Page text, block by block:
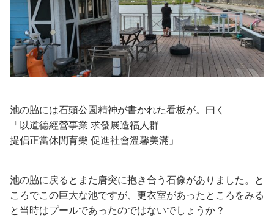
池の脇には石頭公園精神が書かれた看板が。曰く
「以道德經營事業 求發展造福人群
提倡正當休閒育樂 促進社會溫馨美滿」
池の脇に戻るとまた唐突に抱き合う石像がありました。と
ころでこの巨大な池ですが、更衣室があったところをみる
と当時はプールであったのではないでしょうか？